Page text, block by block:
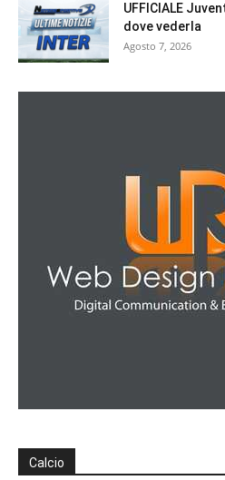
UFFICIALE
dove vederla
Agosto 7, 2026
Calcio